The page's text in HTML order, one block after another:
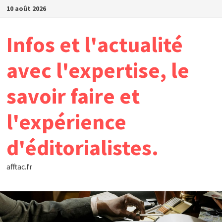
Passer
10 août 2026
Infos et l'actualité
avec l'expertise, le
savoir faire et
l'expérience
d'éditorialistes.
afftac.fr